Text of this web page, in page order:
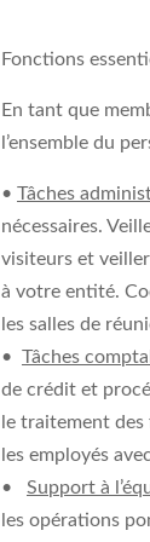
Fonctions
En tant que
l’ensemble du
• Tâches
nécessaires.
visiteurs et
à votre entité.
les salles de
• Tâches
de crédit et
le traitement
les employés
• Support à
les opérations